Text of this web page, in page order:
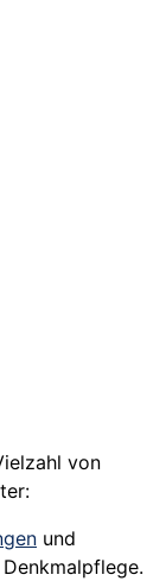
von
und